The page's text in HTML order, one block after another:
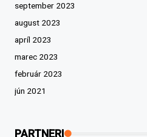
september 2023
august 2023
apríl 2023
marec 2023
február 2023
jún 2021
PARTNERI